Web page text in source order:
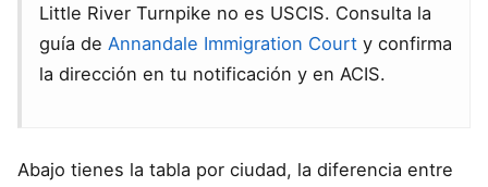
Little River Turnpike no es USCIS. Consulta la
guía de Annandale Immigration Court y confirma
la dirección en tu notificación y en ACIS.
Abajo tienes la tabla por ciudad, la diferencia entre